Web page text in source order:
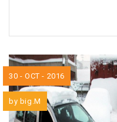
30 - OCT - 2016
by big.M